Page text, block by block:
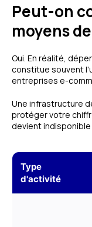
Peut-on
moyens
Oui. En réalité,
constitue souvent
entreprises e-
Une infrastructure
protéger votre
devient
Type
d'activité